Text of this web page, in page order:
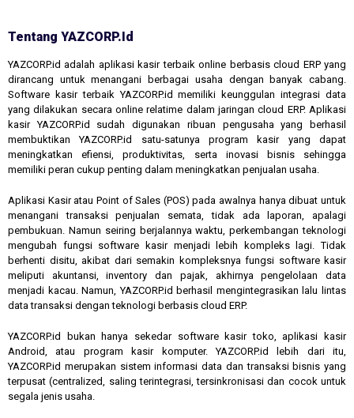
Tentang YAZCORP.id
YAZCORP.id adalah aplikasi kasir terbaik online berbasis cloud ERP yang
dirancang untuk menangani berbagai usaha dengan banyak cabang.
Software kasir terbaik YAZCORP.id memiliki keunggulan integrasi data
yang dilakukan secara online relatime dalam jaringan cloud ERP. Aplikasi
kasir YAZCORP.id sudah digunakan ribuan pengusaha yang berhasil
membuktikan YAZCORP.id satu-satunya program kasir yang dapat
meningkatkan efiensi, produktivitas, serta inovasi bisnis sehingga
memiliki peran cukup penting dalam meningkatkan penjualan usaha.
Aplikasi Kasir atau Point of Sales (POS) pada awalnya hanya dibuat untuk
menangani transaksi penjualan semata, tidak ada laporan, apalagi
pembukuan. Namun seiring berjalannya waktu, perkembangan teknologi
mengubah fungsi software kasir menjadi lebih kompleks lagi. Tidak
berhenti disitu, akibat dari semakin kompleksnya fungsi software kasir
meliputi akuntansi, inventory dan pajak, akhirnya pengelolaan data
menjadi kacau. Namun, YAZCORP.id berhasil mengintegrasikan lalu lintas
data transaksi dengan teknologi berbasis cloud ERP.
YAZCORP.id bukan hanya sekedar software kasir toko, aplikasi kasir
Android, atau program kasir komputer. YAZCORP.id lebih dari itu,
YAZCORP.id merupakan sistem informasi data dan transaksi bisnis yang
terpusat (centralized, saling terintegrasi, tersinkronisasi dan cocok untuk
segala jenis usaha.